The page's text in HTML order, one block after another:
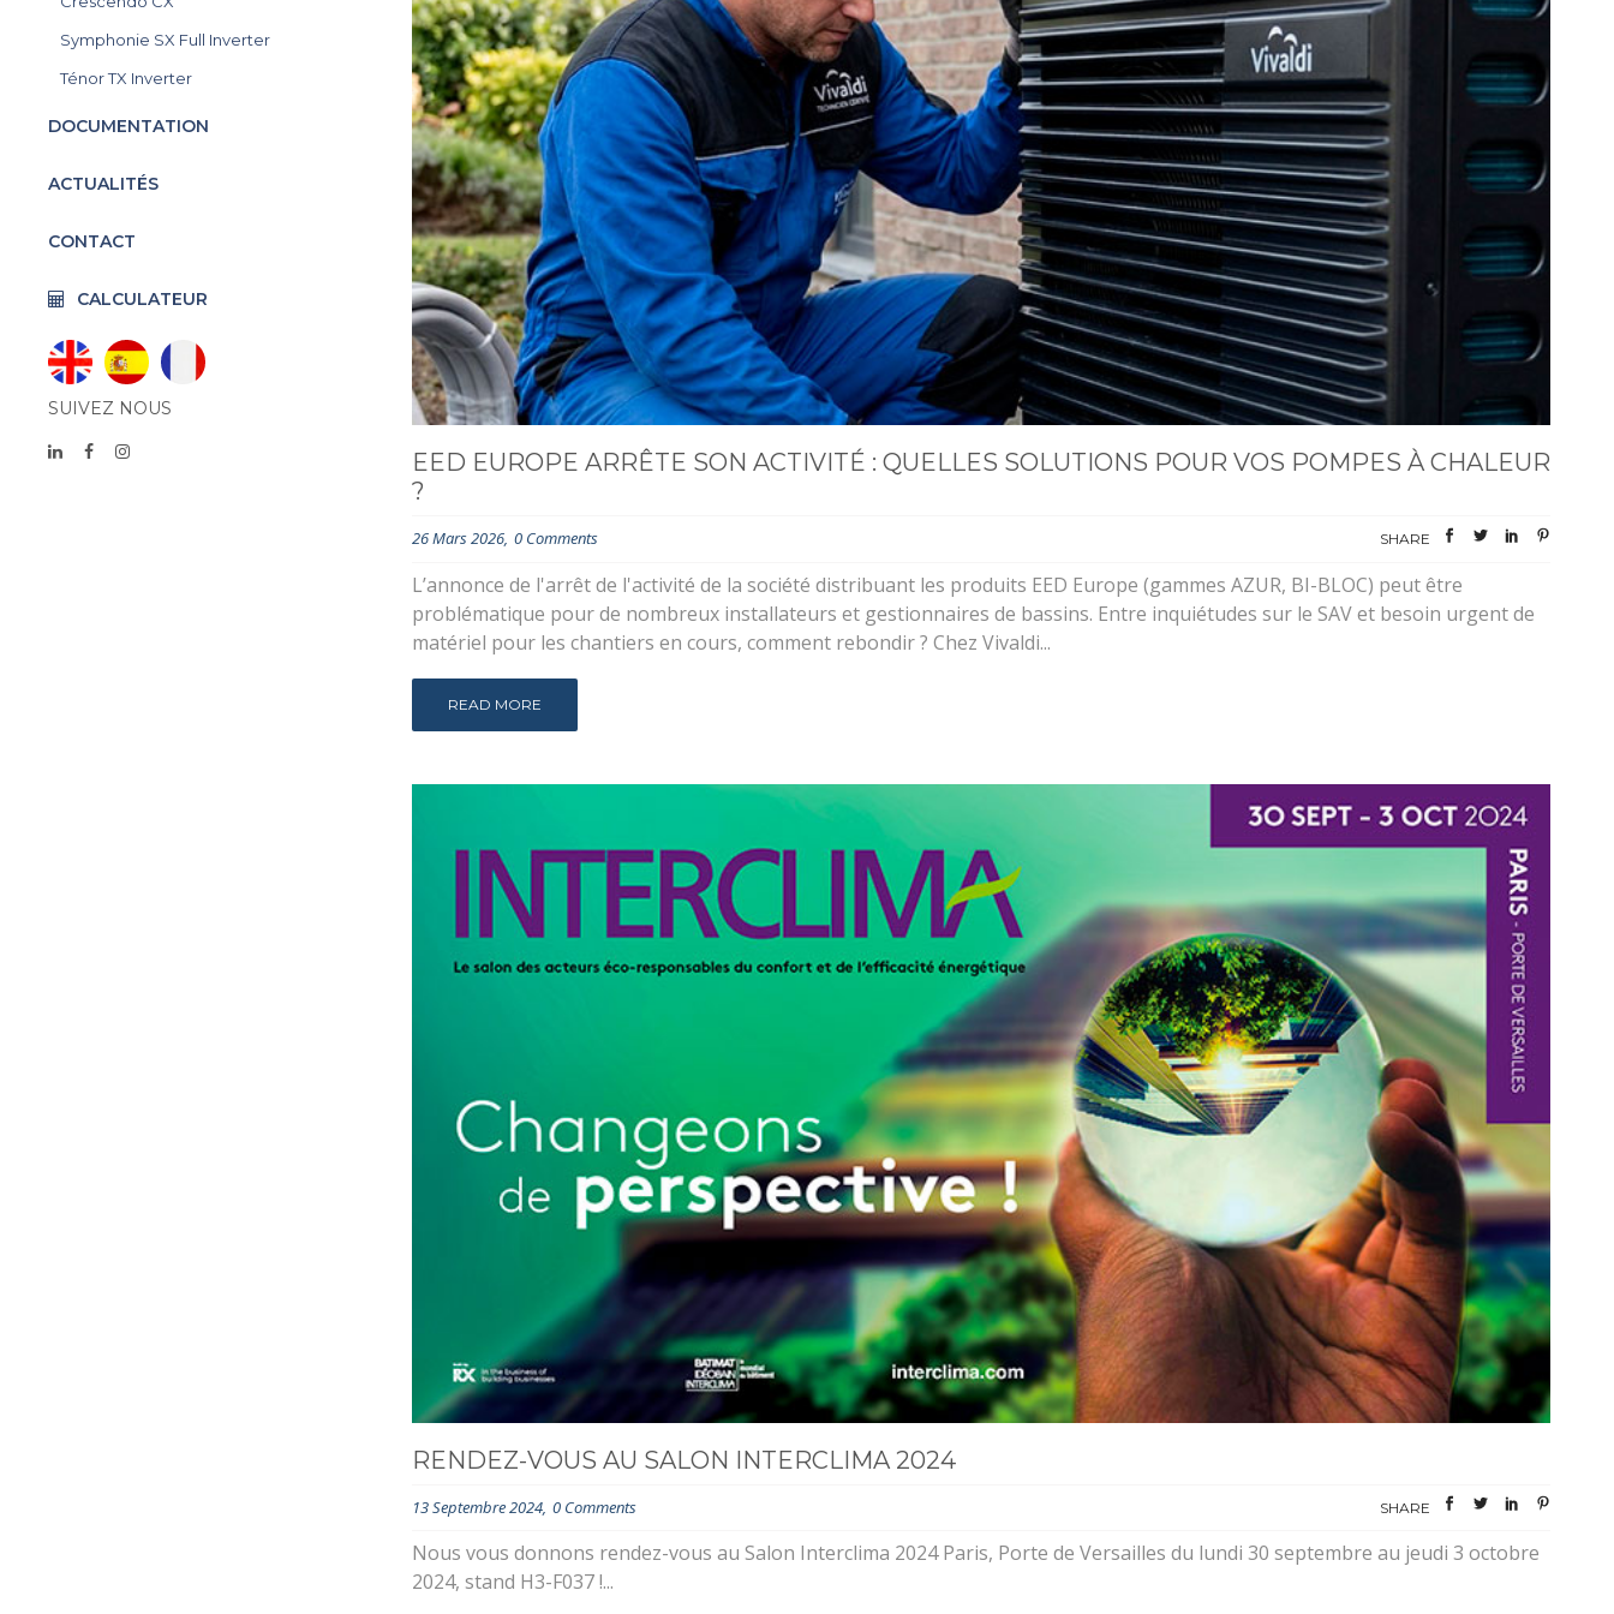
Symphonie SX Full Inverter
Ténor TX Inverter
DOCUMENTATION
ACTUALITÉS
CONTACT
CALCULATEUR
SUIVEZ NOUS
EED EUROPE ARRÊTE SON ACTIVITÉ : QUELLES SOLUTIONS POUR VOS POMPES À CHALEUR
?
26 Mars 2026 0 Comments SHARE
L’annonce de l'arrêt de l'activité de la société distribuant les produits EED Europe (gammes AZUR, BI-BLOC) peut être
problématique pour de nombreux installateurs et gestionnaires de bassins. Entre inquiétudes sur le SAV et besoin urgent de
matériel pour les chantiers en cours, comment rebondir ? Chez Vivaldi...
READ MORE
RENDEZ-VOUS AU SALON INTERCLIMA 2024
13 Septembre 2024 0 Comments SHARE
Nous vous donnons rendez-vous au Salon Interclima 2024 Paris, Porte de Versailles du lundi 30 septembre au jeudi 3 octobre
2024, stand H3-F037 !...